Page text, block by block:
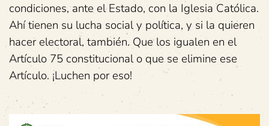
condiciones, ante el Estado, con la Iglesia Católica.
Ahí tienen su lucha social y política, y si la quieren
hacer electoral, también. Que los igualen en el
Artículo 75 constitucional o que se elimine ese
Artículo. ¡Luchen por eso!